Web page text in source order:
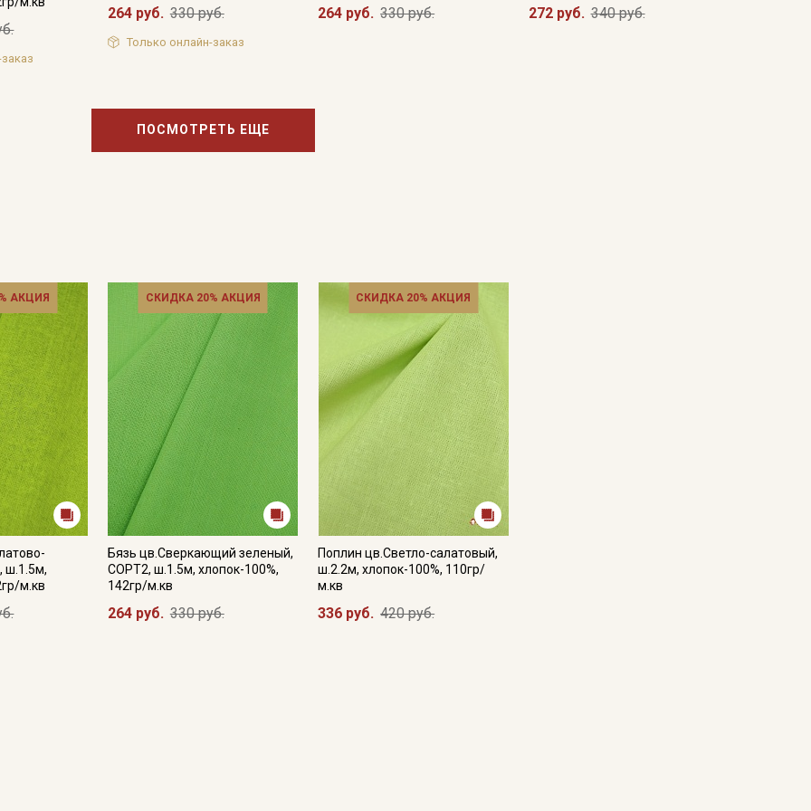
264 руб. 330 руб.
Только онлайн-заказ
264 руб. 330 руб. 272 руб. 340 руб.
ПОСМОТРЕТЬ ЕЩЕ
АКЦИЯ
ш.1.5м,
м.кв
СКИДКА 20% АКЦИЯ
Бязь цв.Сверкающий зеленый,
СОРТ2, ш.1.5м, хлопок-100%,
142гр/м.кв
264 руб. 330 руб.
СКИДКА 20% АКЦИЯ
Поплин цв.Светло-салатовый,
ш.2.2м, хлопок-100%, 110гр/
м.кв
336 руб. 420 руб.